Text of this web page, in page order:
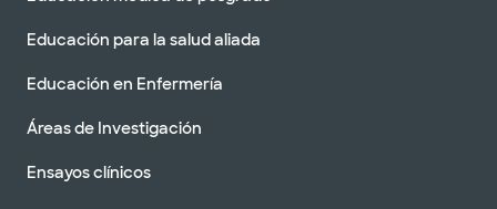
Educación para la salud aliada
Educación en Enfermería
Áreas de Investigación
Ensayos clínicos